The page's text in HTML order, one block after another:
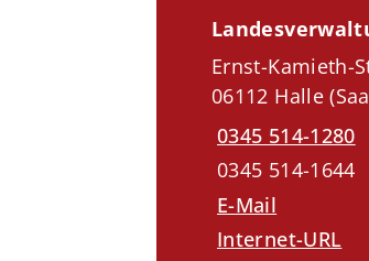
Ernst-Kamieth-
06112 Halle
0345 514-1280
0345 514-1644
E-Mail
Internet-URL